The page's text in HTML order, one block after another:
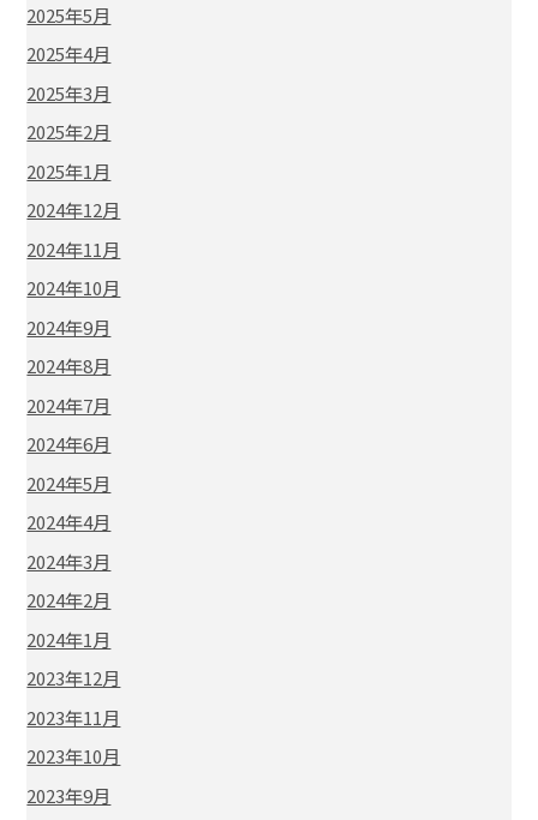
2025年5月
2025年4月
2025年3月
2025年2月
2025年1月
2024年12月
2024年11月
2024年10月
2024年9月
2024年8月
2024年7月
2024年6月
2024年5月
2024年4月
2024年3月
2024年2月
2024年1月
2023年12月
2023年11月
2023年10月
2023年9月